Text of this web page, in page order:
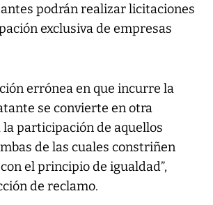
podrán realizar licitaciones
exclusiva de empresas
errónea en que incurre la
se convierte en otra
participación de aquellos
de las cuales constriñen
el principio de igualdad”,
de reclamo.